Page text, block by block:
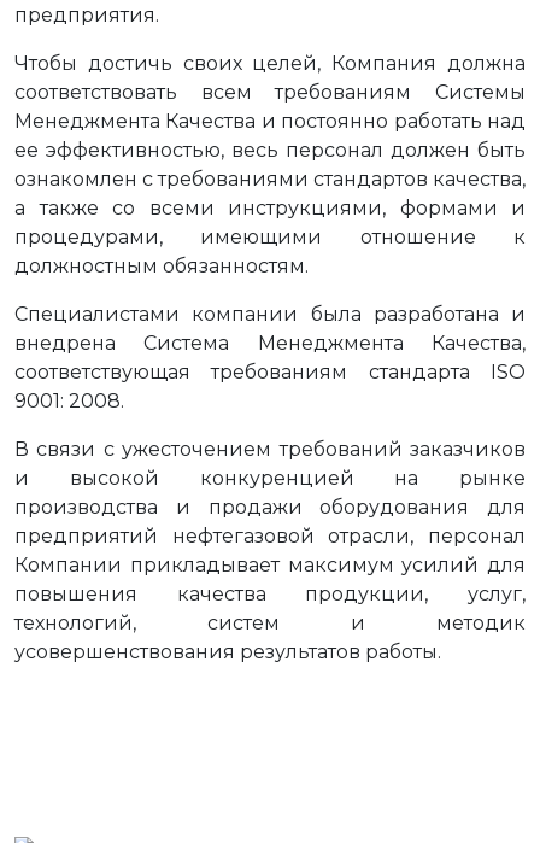
предприятия.
Чтобы достичь своих целей, Компания должна
соответствовать всем требованиям Системы
Менеджмента Качества и постоянно работать над
ее эффективностью, весь персонал должен быть
ознакомлен с требованиями стандартов качества,
а также со всеми инструкциями, формами и
процедурами, имеющими отношение к
должностным обязанностям.
Специалистами компании была разработана и
внедрена Система Менеджмента Качества,
соответствующая требованиям стандарта ISO
9001: 2008.
В связи с ужесточением требований заказчиков
и высокой конкуренцией на рынке
производства и продажи оборудования для
предприятий нефтегазовой отрасли, персонал
Компании прикладывает максимум усилий для
повышения качества продукции, услуг,
технологий, систем и методик
усовершенствования результатов работы.